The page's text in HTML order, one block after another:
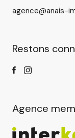
agence@anais-
Restons
Agence